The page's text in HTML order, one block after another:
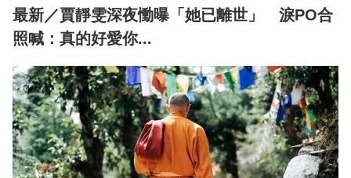
最新／賈靜雯深夜慟曝「她已離世」 淚PO合
照喊：真的好愛你...